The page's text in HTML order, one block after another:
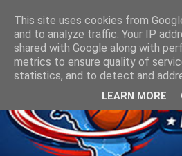
This site uses cookies from
and to analyze traffic. Your IP
shared with Google along with
metrics to ensure quality of
statistics, and to detect and
LEARN MORE